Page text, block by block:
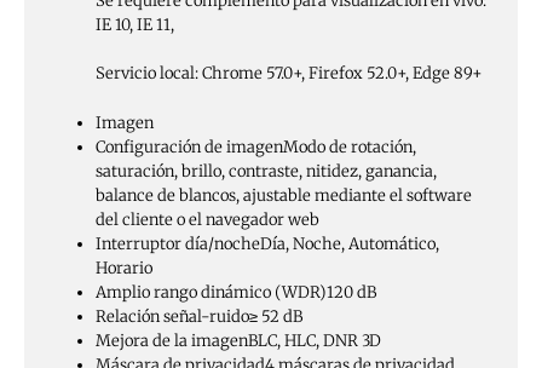
IE 10, IE 11,
Servicio local: Chrome 57.0+, Firefox 52.0+, Edge 89+
Imagen
Configuración de imagenModo de rotación,
saturación, brillo, contraste, nitidez, ganancia,
balance de blancos, ajustable mediante el software
del cliente o el navegador web
Interruptor día/nocheDía, Noche, Automático,
Horario
Amplio rango dinámico (WDR)120 dB
Relación señal-ruido≥ 52 dB
Mejora de la imagenBLC, HLC, DNR 3D